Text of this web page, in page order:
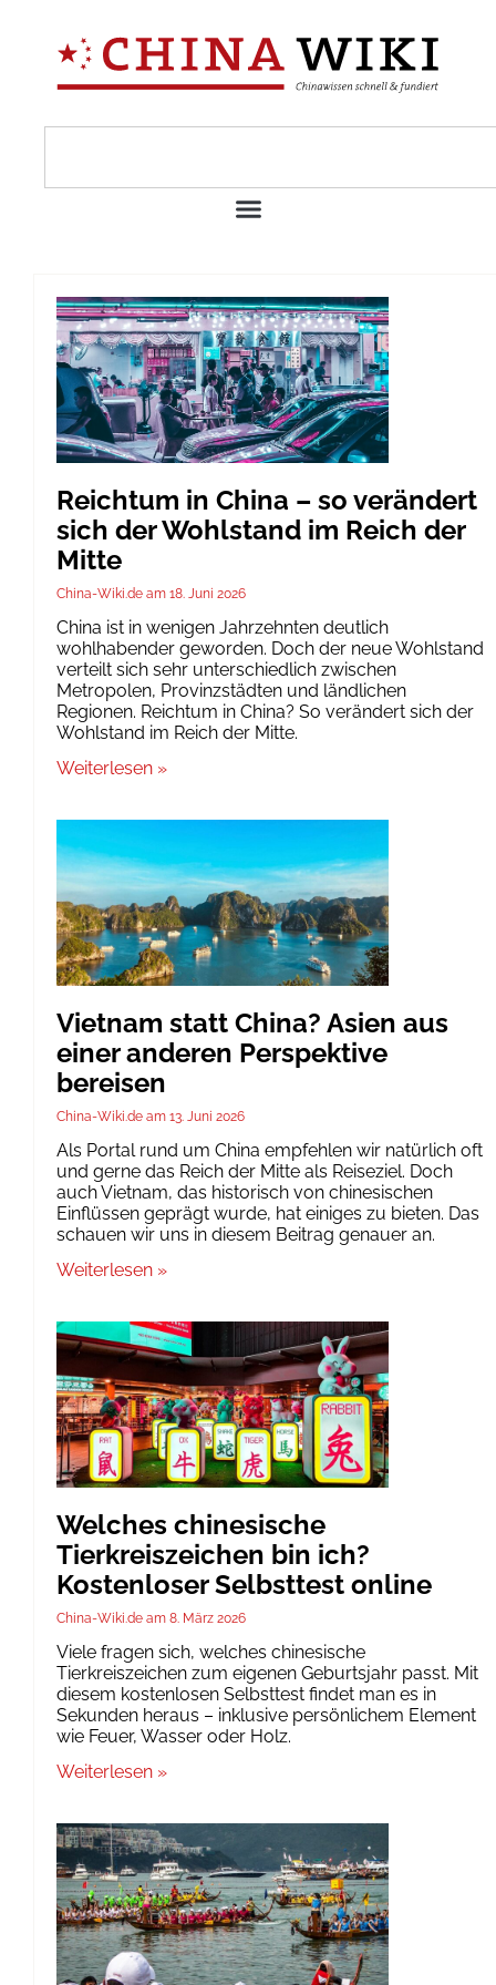
Reichtum in China – so verändert
sich der Wohlstand im Reich der
Mitte
China-Wiki.de 18. Juni 2026
China ist in wenigen Jahrzehnten deutlich
wohlhabender geworden. Doch der neue Wohlstand
verteilt sich sehr unterschiedlich zwischen
Metropolen, Provinzstädten und ländlichen
Regionen. Reichtum in China? So verändert sich der
Wohlstand im Reich der Mitte.
Weiterlesen »
Vietnam statt China? Asien aus
einer anderen Perspektive
bereisen
China-Wiki.de 13. Juni 2026
Als Portal rund um China empfehlen wir natürlich oft
und gerne das Reich der Mitte als Reiseziel. Doch
auch Vietnam, das historisch von chinesischen
Einflüssen geprägt wurde, hat einiges zu bieten. Das
schauen wir uns in diesem Beitrag genauer an.
Weiterlesen »
Welches chinesische
Tierkreiszeichen bin ich?
Kostenloser Selbsttest online
China-Wiki.de 8. März 2026
Viele fragen sich, welches chinesische
Tierkreiszeichen zum eigenen Geburtsjahr passt. Mit
diesem kostenlosen Selbsttest findet man es in
Sekunden heraus – inklusive persönlichem Element
wie Feuer, Wasser oder Holz.
Weiterlesen »